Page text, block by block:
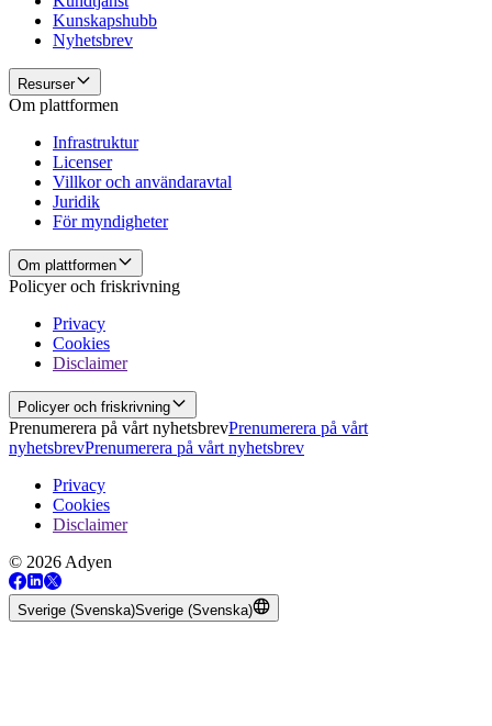
Kunskapshubb
Nyhetsbrev
Resurser
Om plattformen
Infrastruktur
Licenser
Villkor och användaravtal
Juridik
För myndigheter
Om plattformen
Policyer och friskrivning
Privacy
Cookies
Disclaimer
Policyer och friskrivning
Prenumerera på vårt nyhetsbrevPrenumerera på vårt
nyhetsbrevPrenumerera på vårt nyhetsbrev
Privacy
Cookies
Disclaimer
© 2026 Adyen
Sverige (Svenska)Sverige (Svenska)